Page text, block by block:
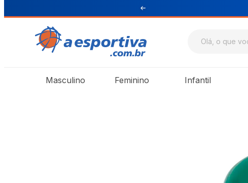
Masculino Feminino Infantil